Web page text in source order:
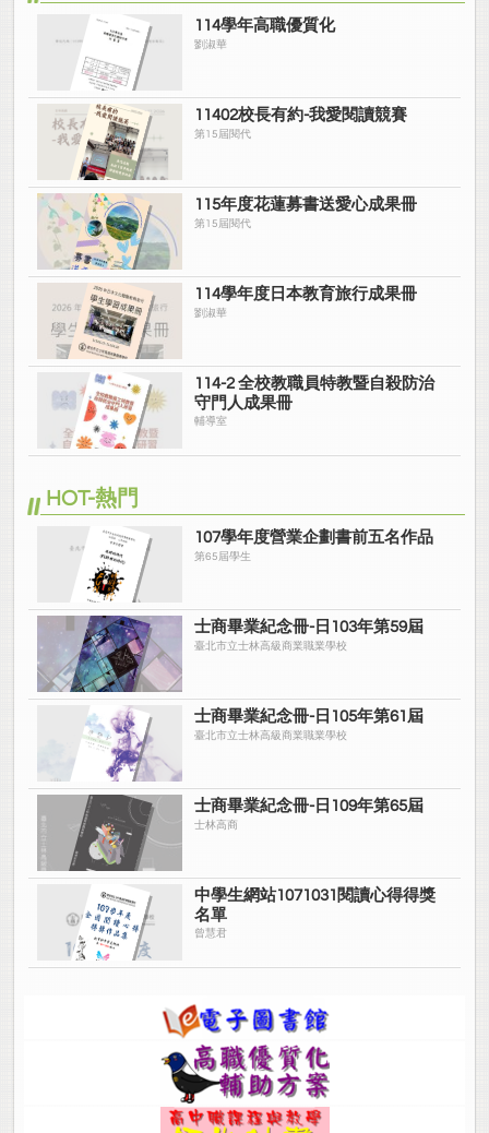
114學年高職優質化
劉淑華
11402校長有約-我愛閱讀競賽
第15屆閱代
115年度花蓮募書送愛心成果冊
第15屆閱代
114學年度日本教育旅行成果冊
劉淑華
114-2 全校教職員特教暨自殺防治
守門人成果冊
輔導室
HOT-熱門
107學年度營業企劃書前五名作品
第65屆學生
士商畢業紀念冊-日103年第59屆
臺北市立士林高級商業職業學校
士商畢業紀念冊-日105年第61屆
臺北市立士林高級商業職業學校
士商畢業紀念冊-日109年第65屆
士林高商
中學生網站1071031閱讀心得得獎
名單
曾慧君